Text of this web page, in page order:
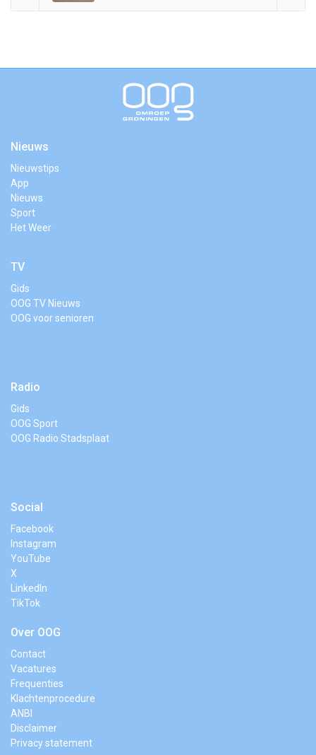
Nieuws
Nieuwstips
App
Nieuws
Sport
Het Weer
TV
Gids
OOG TV Nieuws
OOG voor senioren
Radio
Gids
OOG Sport
OOG Radio Stadsplaat
Social
Facebook
Instagram
YouTube
X
LinkedIn
TikTok
Over OOG
Contact
Vacatures
Frequenties
Klachtenprocedure
ANBI
Disclaimer
Privacy statement